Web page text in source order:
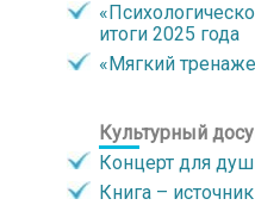
итоги 2025 года
«Мягкий
Культурный
Концерт для
Книга –